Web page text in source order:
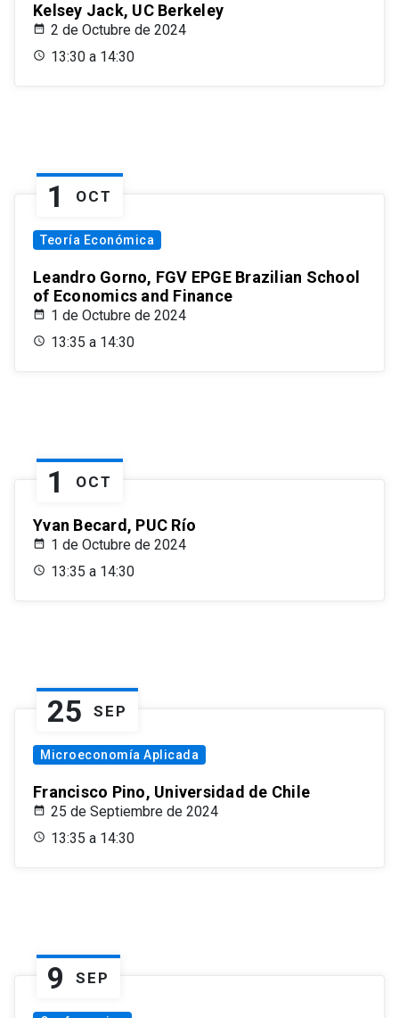
Kelsey Jack, UC Berkeley
2 de Octubre de 2024
13:30 a 14:30
1 OCT
Teoría Económica
Leandro Gorno, FGV EPGE Brazilian School
of Economics and Finance
1 de Octubre de 2024
13:35 a 14:30
1 OCT
Yvan Becard, PUC Río
1 de Octubre de 2024
13:35 a 14:30
25 SEP
Microeconomía Aplicada
Francisco Pino, Universidad de Chile
25 de Septiembre de 2024
13:35 a 14:30
9 SEP